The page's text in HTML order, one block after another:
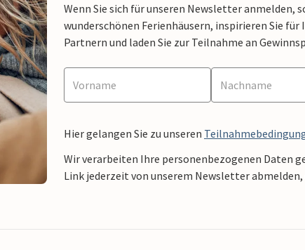
Wenn Sie sich für unseren Newsletter anmelden,
wunderschönen Ferienhäusern, inspirieren Sie
Partnern und laden Sie zur Teilnahme an
Hier gelangen Sie zu unseren
Wir verarbeiten Ihre personenbezogenen Daten
Link jederzeit von unserem Newsletter